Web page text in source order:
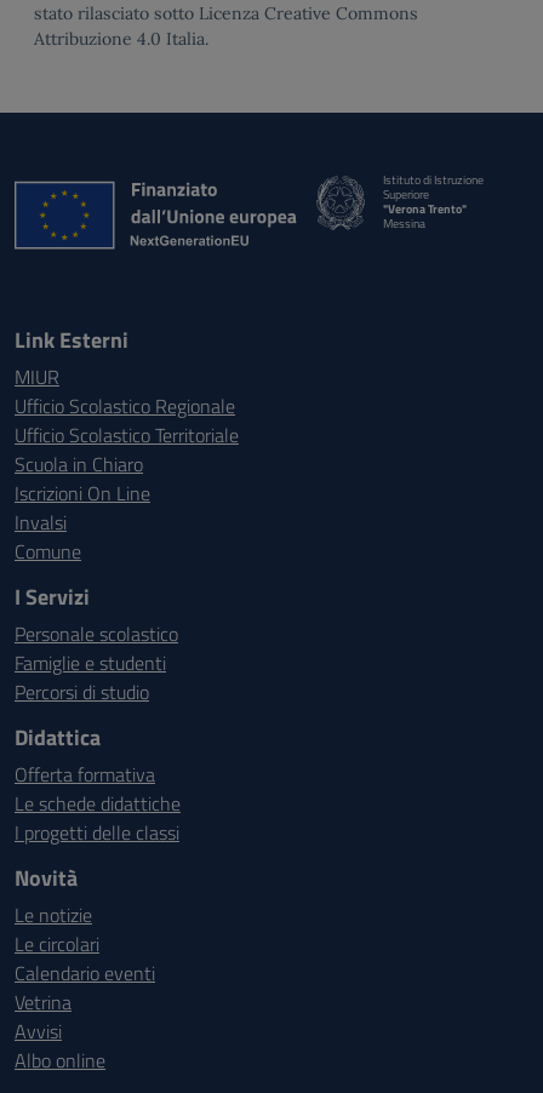
stato rilasciato sotto Licenza Creative Commons
Attribuzione 4.0 Italia.
Istituto di Istruzione
Superiore
"Verona Trento"
Messina
Link Esterni
MIUR
Ufficio Scolastico Regionale
Ufficio Scolastico Territoriale
Scuola in Chiaro
Iscrizioni On Line
Invalsi
Comune
I Servizi
Personale scolastico
Famiglie e studenti
Percorsi di studio
Didattica
Offerta formativa
Le schede didattiche
I progetti delle classi
Novità
Le notizie
Le circolari
Calendario eventi
Vetrina
Avvisi
Albo online